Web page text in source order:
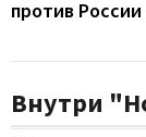
против России
Внутри